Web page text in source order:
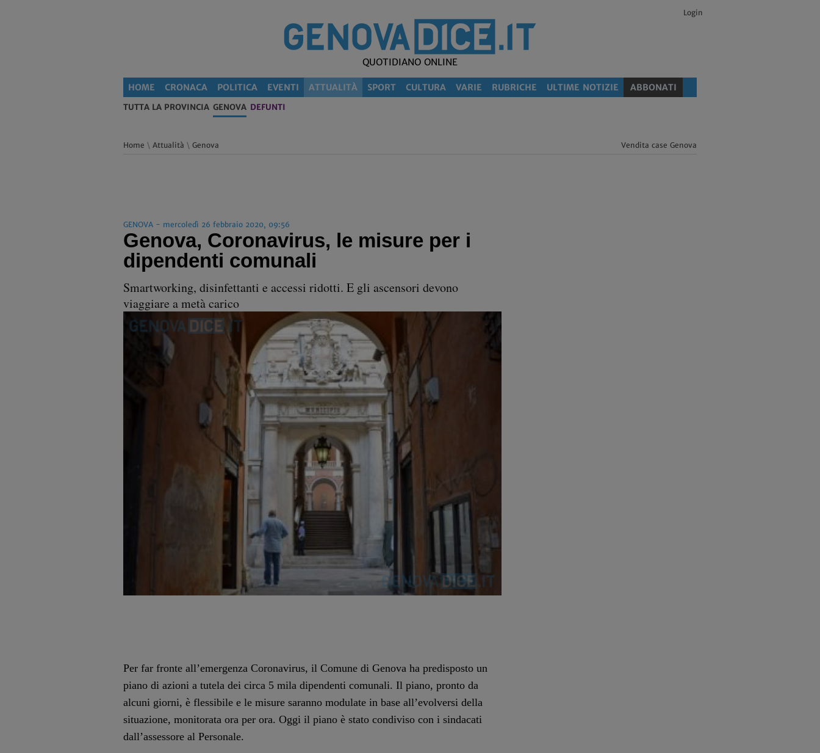
Login
QUOTIDIANO ONLINE
HOME CRONACA POLITICA EVENTI ATTUALITÀ SPORT CULTURA VARIE RUBRICHE ULTIME NOTIZIE ABBONATI
TUTTA LA PROVINCIA GENOVA DEFUNTI
Home \ Attualità \ Genova Vendita case Genova
GENOVA - mercoledì 26 febbraio 2020, 09:56
Genova, Coronavirus, le misure per i
dipendenti comunali
Smartworking, disinfettanti e accessi ridotti. E gli ascensori devono
viaggiare a metà carico
Per far fronte all’emergenza Coronavirus, il Comune di Genova ha predisposto un
piano di azioni a tutela dei circa 5 mila dipendenti comunali. Il piano, pronto da
alcuni giorni, è flessibile e le misure saranno modulate in base all’evolversi della
situazione, monitorata ora per ora. Oggi il piano è stato condiviso con i sindacati
dall’assessore al Personale.